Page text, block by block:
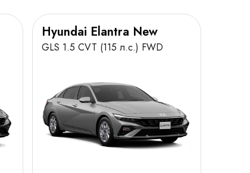
Hyundai Elantra New
GLS 1.5 CVT (115 л.с.) FWD